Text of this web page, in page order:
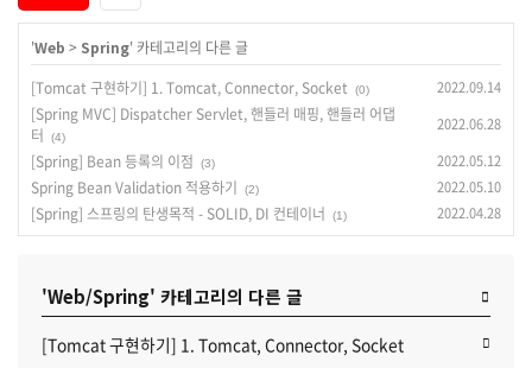
'Web > Spring' 카테고리의 다른 글
[Tomcat 구현하기] 1. Tomcat, Connector, Socket (0) 2022.09.14
[Spring MVC] Dispatcher Servlet, 핸들러 매핑, 핸들러 어댑
터
(4)
2022.06.28
[Spring] Bean 등록의 이점 (3) 2022.05.12
Spring Bean Validation 적용하기 (2) 2022.05.10
[Spring] 스프링의 탄생목적 - SOLID, DI 컨테이너 (1) 2022.04.28
'Web/Spring' 카테고리의 다른 글
[Tomcat 구현하기] 1. Tomcat, Connector, Socket